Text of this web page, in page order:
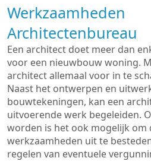
Werkzaamheden
Architectenbureau
Een architect doet meer dan
voor een nieuwbouw woning.
architect allemaal voor in te
Naast het ontwerpen en
bouwtekeningen, kan een
uitvoerende werk begeleiden.
worden is het ook mogelijk om
werkzaamheden uit te
regelen van eventuele